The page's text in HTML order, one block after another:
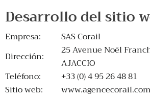
Desarrollo del sitio
Empresa:
SAS Corail
Dirección:
25 Avenue Noël
AJACCIO
Teléfono:
+33 (0) 4 95 26 48 81
Sitio web:
www.agencecorail.com